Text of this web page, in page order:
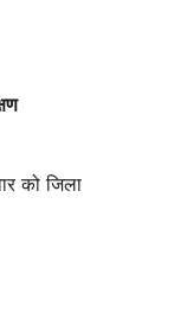
को जिला